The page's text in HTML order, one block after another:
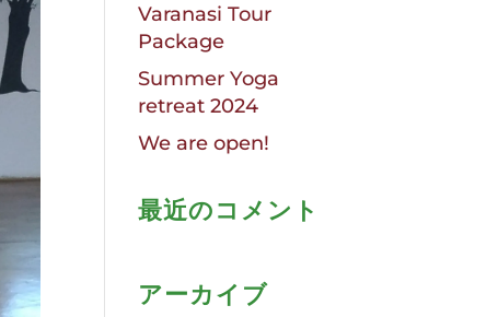
Varanasi Tour
Package
Summer Yoga
retreat 2024
We are open!
最近のコメント
アーカイブ